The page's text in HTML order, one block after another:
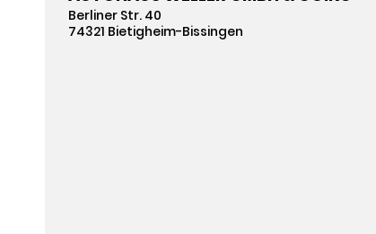
Berliner Str. 40
74321 Bietigheim-Bissingen